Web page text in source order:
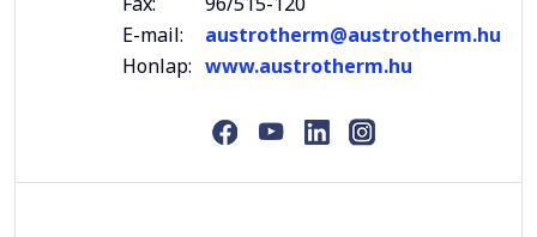
E-mail:
austrotherm@austrotherm.hu
Honlap: www.austrotherm.hu